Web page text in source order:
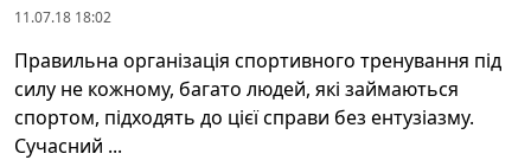
11.07.18 18:02
Правильна організація спортивного тренування під
силу не кожному, багато людей, які займаються
спортом, підходять до цієї справи без ентузіазму.
Сучасний ...